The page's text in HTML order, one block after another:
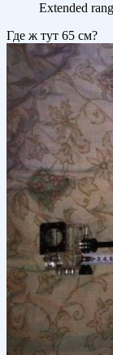
Extended
Где ж тут 65 см?